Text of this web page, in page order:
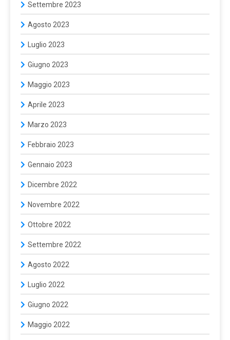
Settembre 2023
Agosto 2023
Luglio 2023
Giugno 2023
Maggio 2023
Aprile 2023
Marzo 2023
Febbraio 2023
Gennaio 2023
Dicembre 2022
Novembre 2022
Ottobre 2022
Settembre 2022
Agosto 2022
Luglio 2022
Giugno 2022
Maggio 2022